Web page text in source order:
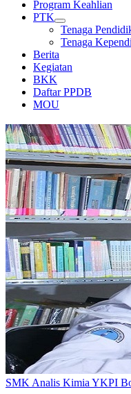
Program Keahlian
PTK
Tenaga
Tenaga
Berita
Kegiatan
BKK
Daftar PPDB
MOU
PERPUSTAKAAN
SMK Analis Kimia YKPI